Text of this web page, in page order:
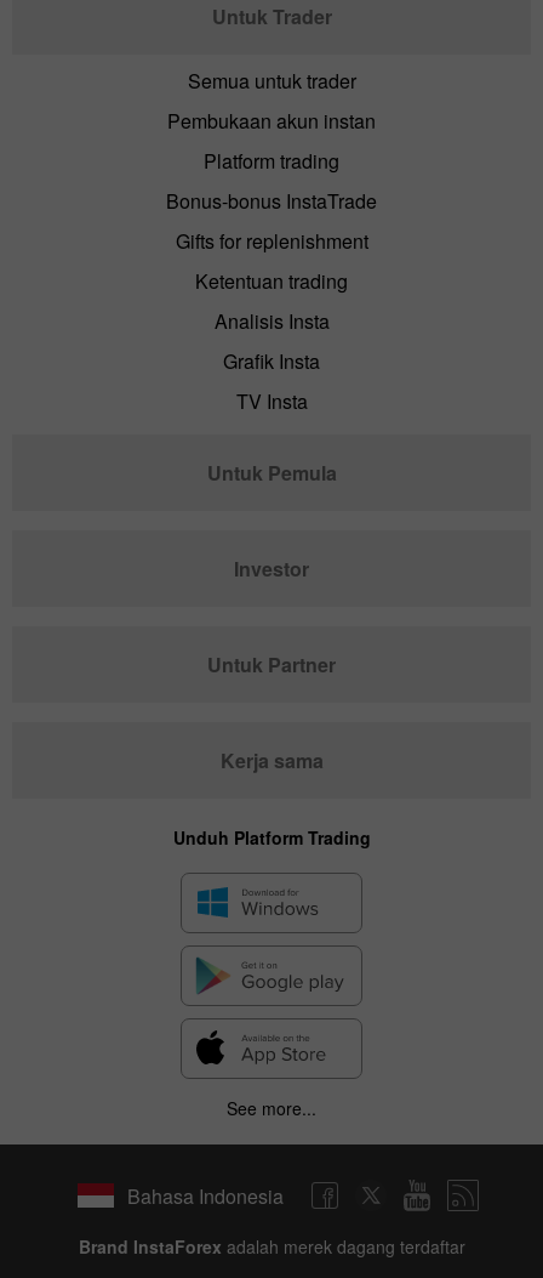
Untuk Trader
Semua untuk trader
Pembukaan akun instan
Platform trading
Bonus-bonus InstaTrade
Gifts for replenishment
Ketentuan trading
Analisis Insta
Grafik Insta
TV Insta
Untuk Pemula
Investor
Untuk Partner
Kerja sama
Unduh Platform Trading
See more...
Bahasa Indonesia
Brand InstaForex adalah merek dagang terdaftar